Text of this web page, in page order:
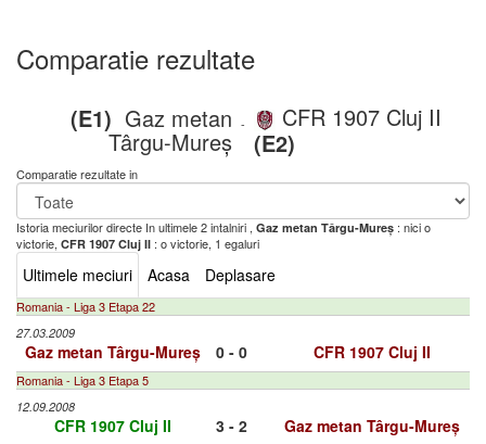
Comparatie rezultate
(E1) Gaz metan
Târgu-Mureș
-
CFR 1907 Cluj II
(E2)
Comparatie rezultate in
Istoria meciurilor directe In ultimele 2 intalniri , Gaz metan Târgu-Mureș : nici o
victorie, CFR 1907 Cluj II : o victorie, 1 egaluri
Ultimele meciuri Acasa Deplasare
Romania - Liga 3 Etapa 22
27.03.2009
Gaz metan Târgu-Mureș 0 - 0 CFR 1907 Cluj II
Romania - Liga 3 Etapa 5
12.09.2008
CFR 1907 Cluj II 3 - 2 Gaz metan Târgu-Mureș